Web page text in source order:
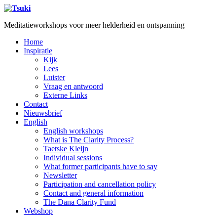
Meditatieworkshops voor meer helderheid en ontspanning
Home
Inspiratie
Kijk
Lees
Luister
Vraag en antwoord
Externe Links
Contact
Nieuwsbrief
English
English workshops
What is The Clarity Process?
Taetske Kleijn
Individual sessions
What former participants have to say
Newsletter
Participation and cancellation policy
Contact and general information
The Dana Clarity Fund
Webshop